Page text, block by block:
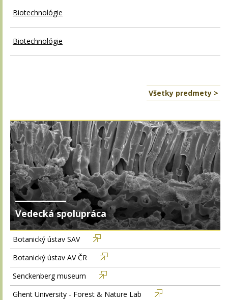
Biotechnológie
Biotechnológie
Všetky predmety >
Vedecká spolupráca
Botanický ústav SAV
Botanický ústav AV ČR
Senckenberg museum
Ghent University - Forest & Nature Lab